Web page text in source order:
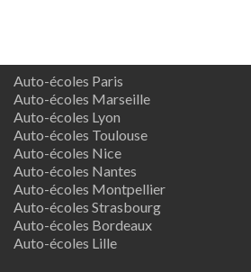
Auto-écoles Paris
Auto-écoles Marseille
Auto-écoles Lyon
Auto-écoles Toulouse
Auto-écoles Nice
Auto-écoles Nantes
Auto-écoles Montpellier
Auto-écoles Strasbourg
Auto-écoles Bordeaux
Auto-écoles Lille